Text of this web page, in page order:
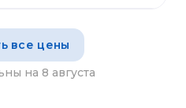
все цены
на 8 августа